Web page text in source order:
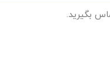
بگیرید.